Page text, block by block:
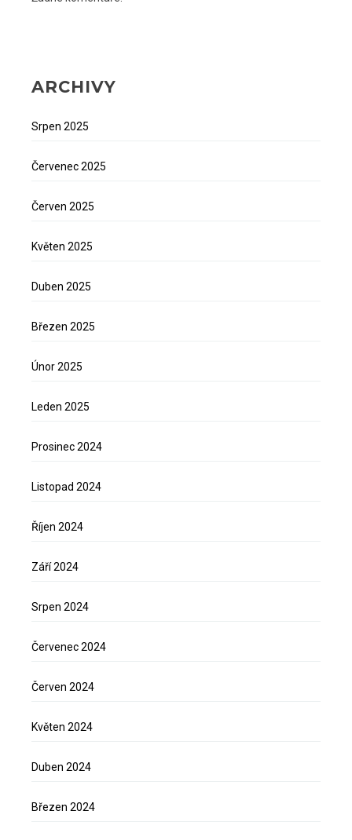
ARCHIVY
Srpen 2025
Červenec 2025
Červen 2025
Květen 2025
Duben 2025
Březen 2025
Únor 2025
Leden 2025
Prosinec 2024
Listopad 2024
Říjen 2024
Září 2024
Srpen 2024
Červenec 2024
Červen 2024
Květen 2024
Duben 2024
Březen 2024